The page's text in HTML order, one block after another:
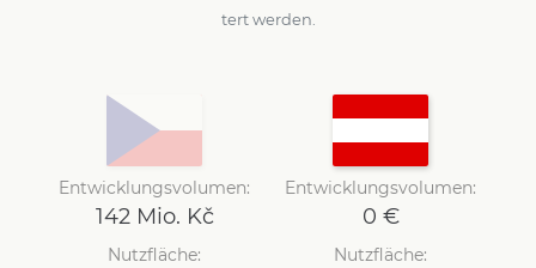
tert werden.
Entwicklungsvolumen:
142 Mio. Kč
Nutzfläche:
Entwicklungsvolumen:
0 €
Nutzfläche: